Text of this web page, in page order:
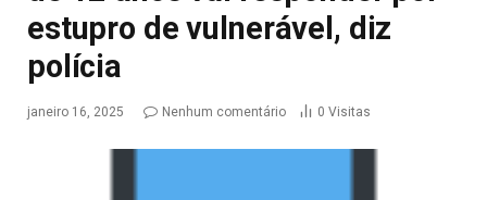
estupro de vulnerável, diz
polícia
janeiro 16, 2025 Nenhum comentário 0 Visitas